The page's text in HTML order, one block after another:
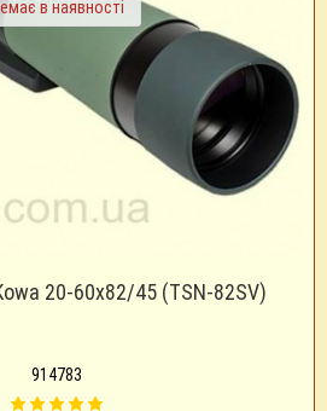
в наявності
20-60x82/45 (TSN-82SV)
914783